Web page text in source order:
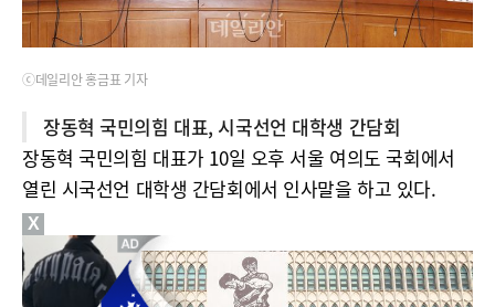
ⓒ데일리안 홍금표 기자
장동혁 국민의힘 대표, 시국선언 대학생 간담회
장동혁 국민의힘 대표가 10일 오후 서울 여의도 국회에서
열린 시국선언 대학생 간담회에서 인사말을 하고 있다.
X